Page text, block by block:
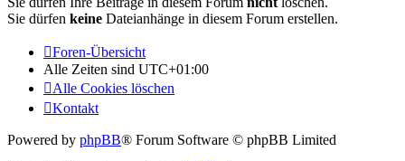
Sie dürfen keine Dateianhänge in diesem Forum erstellen.
Foren-Übersicht
Alle Zeiten sind UTC+01:00
Alle Cookies löschen
Kontakt
Powered by phpBB® Forum Software © phpBB Limited